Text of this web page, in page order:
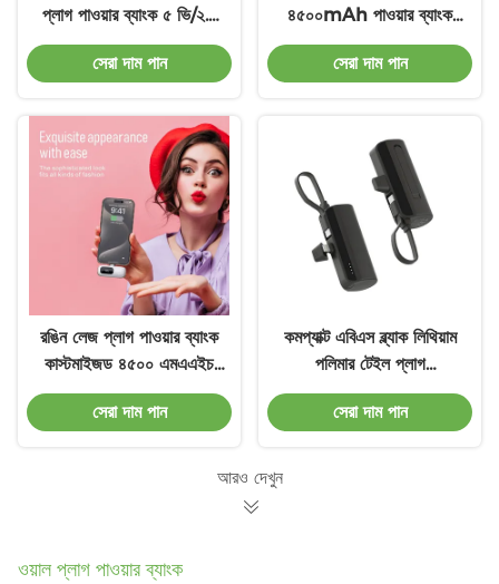
প্লাগ পাওয়ার ব্যাংক ৫ ভি/২.১
এ আউটপুট ১-২ ঘন্টা চার্জিং সময়
সেরা দাম পান
৪৫০০mAh পাওয়ার ব্যাংক
ব্যাটারি প্যাক আইফোন স্যামসাং
এর জন্য
সেরা দাম পান
রঙিন লেজ প্লাগ পাওয়ার ব্যাংক
কাস্টমাইজড ৪৫০০ এমএএইচ
চার্জিং আউটপুট সহ
সেরা দাম পান
কমপ্যাক্ট এবিএস ব্ল্যাক লিথিয়াম
পলিমার টেইল প্লাগ
পাওয়ারব্যাঙ্ক 5V/2.1A চার্জিং
সলিউশন
সেরা দাম পান
আরও দেখুন
ওয়াল প্লাগ পাওয়ার ব্যাংক